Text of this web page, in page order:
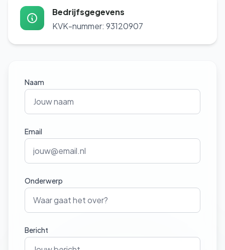
Bedrijfsgegevens
KVK-nummer: 93120907
Naam
Email
Onderwerp
Bericht